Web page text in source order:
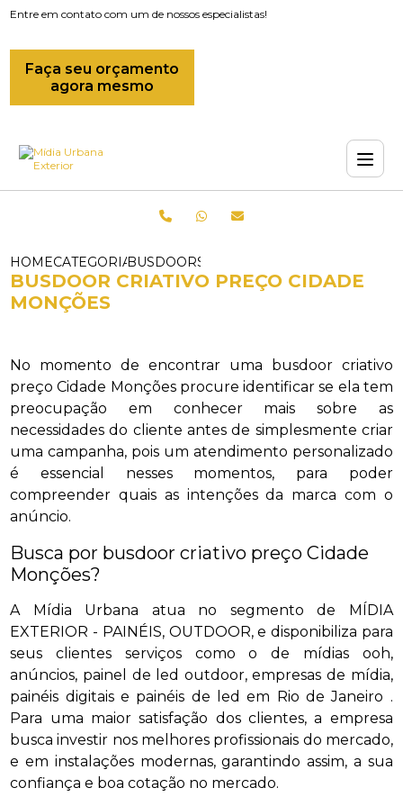
Entre em contato com um de nossos especialistas!
Faça seu orçamento
agora mesmo
HOMECATEGORIASBUSDOORS_EMPRESA QUE FAZ
BUSDOOR CRIATIVO PREÇO CIDADE
MONÇÕES
No momento de encontrar uma busdoor criativo
preço Cidade Monções procure identificar se ela tem
preocupação em conhecer mais sobre as
necessidades do cliente antes de simplesmente criar
uma campanha, pois um atendimento personalizado
é essencial nesses momentos, para poder
compreender quais as intenções da marca com o
anúncio.
Busca por busdoor criativo preço Cidade
Monções?
A Mídia Urbana atua no segmento de MÍDIA
EXTERIOR - PAINÉIS, OUTDOOR, e disponibiliza para
seus clientes serviços como o de mídias ooh,
anúncios, painel de led outdoor, empresas de mídia,
painéis digitais e painéis de led em Rio de Janeiro .
Para uma maior satisfação dos clientes, a empresa
busca investir nos melhores profissionais do mercado,
e em instalações modernas, garantindo assim, a sua
confiança e boa cotação no mercado.